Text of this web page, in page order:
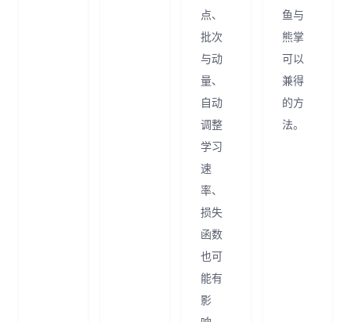
点、
批次
与动
量、
自动
调整
学习
速
率、
损失
函数
也可
能有
影
鱼与
熊掌
可以
兼得
的方
法。